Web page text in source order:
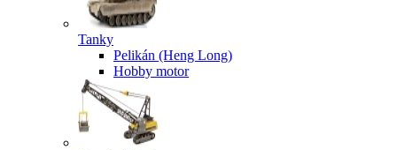
Tanky
Pelikán (Heng Long)
Hobby motor